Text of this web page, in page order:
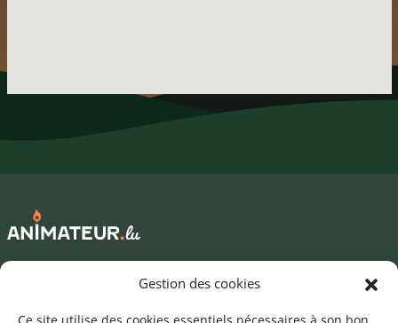
Gestion des cookies
Mentions légales